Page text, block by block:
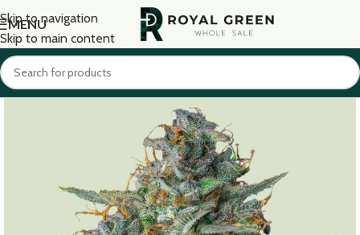
Skip to navigation
Skip to main content
MENU